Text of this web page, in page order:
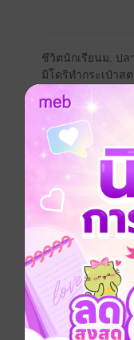
ชีวิตนักเรียนม. ป
มิโดริทำกระเป๋าส
ชีวิตเป็นนักเรียน
โจคุงซึ่งเป็นเพื่อน
เขากับเพื่อนรวม
ว่าเพราะพวกเขา
ระหว่างนั้นเอง มิโ
นพาร์ตไทม์ซึ่งเป็
แลกเปลี่ยนให้ผู้อำ
ของเธอ มิโดริจึงถู
สามคนกลับมาที่โรง
ใจเต้นตึกตักไปกั
เรื่องราวชีวิตในโ
หนังสือแปล โร
การ์ตูนผู้หญิง